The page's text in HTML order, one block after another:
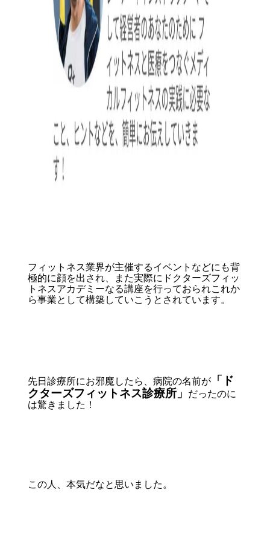
フィットネス業界が主催するイベントなどにも背
極的に顔を出され、また実際にドクターズフィッ
トネスアカデミーなる講座を行っておられこれか
ら事業として構築していこうとされています。
先日診療所にお邪魔したら、病院の名前が
「ド
クターズフィットネス診療所」
だったのに
は驚きました！
この人、本気だなと思いました。